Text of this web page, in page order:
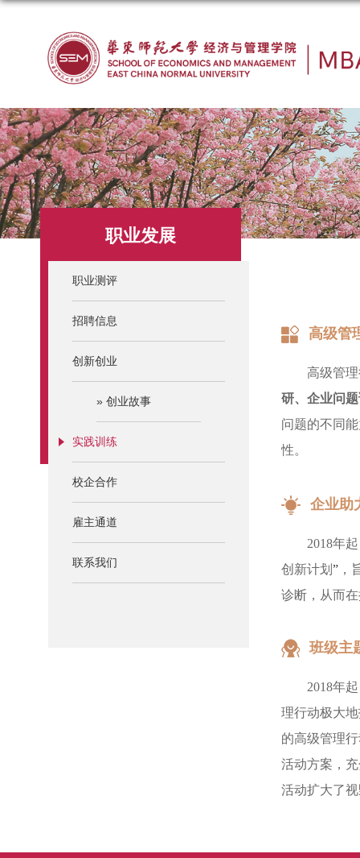
职业发展
职业测评
招聘信息
创新创业
» 创业故事
实践训练
校企合作
雇主通道
联系我们
高级管
高级管
研、企业问
问题的不同
性。
企业助
2018年
创新计划 ” ，
诊断，从而
班级主
2018年
理行动极大
的高级管理
活动方案，
活动扩大了